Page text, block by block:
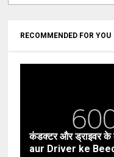
RECOMMENDED FOR YOU
कंडक्टर और ड्राइवर
aur Driver ke